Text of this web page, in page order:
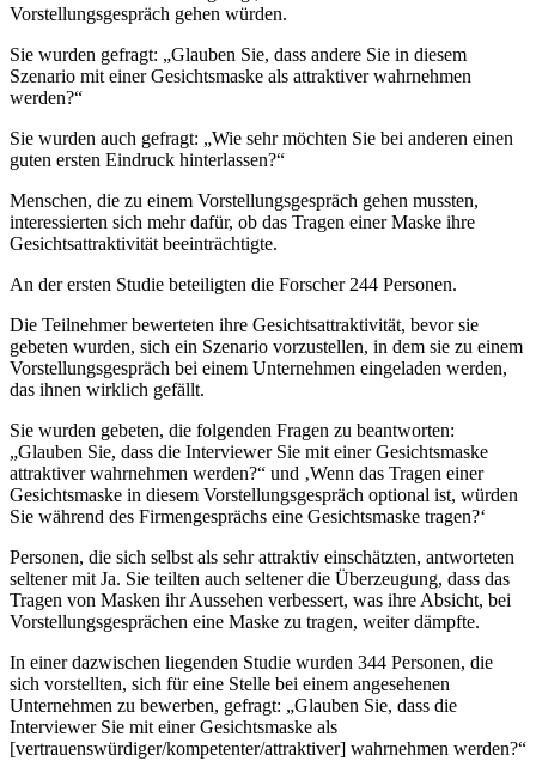
Vorstellungsgespräch gehen würden.
Sie wurden gefragt: „Glauben Sie, dass andere Sie in diesem
Szenario mit einer Gesichtsmaske als attraktiver wahrnehmen
werden?“
Sie wurden auch gefragt: „Wie sehr möchten Sie bei anderen einen
guten ersten Eindruck hinterlassen?“
Menschen, die zu einem Vorstellungsgespräch gehen mussten,
interessierten sich mehr dafür, ob das Tragen einer Maske ihre
Gesichtsattraktivität beeinträchtigte.
An der ersten Studie beteiligten die Forscher 244 Personen.
Die Teilnehmer bewerteten ihre Gesichtsattraktivität, bevor sie
gebeten wurden, sich ein Szenario vorzustellen, in dem sie zu einem
Vorstellungsgespräch bei einem Unternehmen eingeladen werden,
das ihnen wirklich gefällt.
Sie wurden gebeten, die folgenden Fragen zu beantworten:
„Glauben Sie, dass die Interviewer Sie mit einer Gesichtsmaske
attraktiver wahrnehmen werden?“ und ‚Wenn das Tragen einer
Gesichtsmaske in diesem Vorstellungsgespräch optional ist, würden
Sie während des Firmengesprächs eine Gesichtsmaske tragen?‘
Personen, die sich selbst als sehr attraktiv einschätzten, antworteten
seltener mit Ja. Sie teilten auch seltener die Überzeugung, dass das
Tragen von Masken ihr Aussehen verbessert, was ihre Absicht, bei
Vorstellungsgesprächen eine Maske zu tragen, weiter dämpfte.
In einer dazwischen liegenden Studie wurden 344 Personen, die
sich vorstellten, sich für eine Stelle bei einem angesehenen
Unternehmen zu bewerben, gefragt: „Glauben Sie, dass die
Interviewer Sie mit einer Gesichtsmaske als
[vertrauenswürdiger/kompetenter/attraktiver] wahrnehmen werden?“